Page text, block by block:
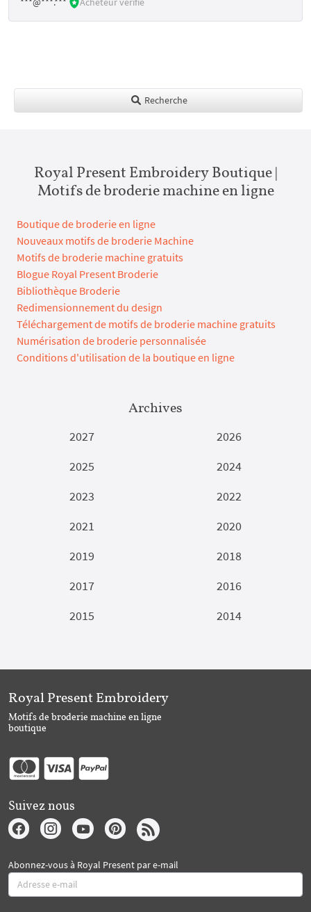
Recherche
Royal Present Embroidery Boutique |
Motifs de broderie machine en ligne
Boutique de broderie en ligne
Nouveaux motifs de broderie Machine
Motifs de broderie machine gratuits
Blogue Royal Present Broderie
Bibliothèque Broderie
Redimensionnement du design
Téléchargement de motifs de broderie machine gratuits
Numérisation de broderie personnalisée
Conditions d'utilisation de la boutique en ligne
Archives
2027
2026
2025
2024
2023
2022
2021
2020
2019
2018
2017
2016
2015
2014
Royal Present Embroidery
Motifs de broderie machine en ligne
boutique
Suivez nous
Abonnez-vous à Royal Present par e-mail